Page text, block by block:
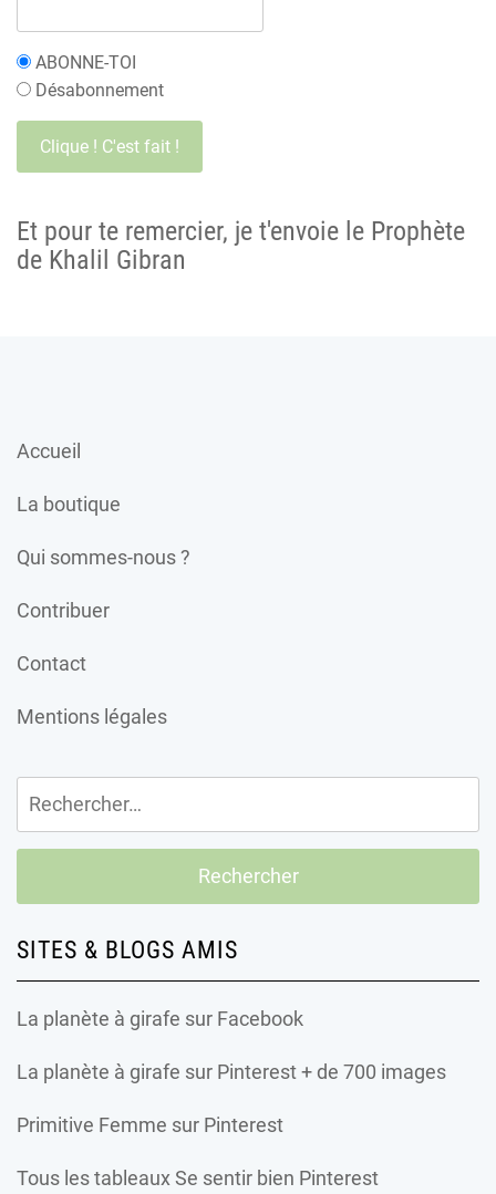
ABONNE-TOI
Désabonnement
Et pour te remercier, je t'envoie le Prophète
de Khalil Gibran
Accueil
La boutique
Qui sommes-nous ?
Contribuer
Contact
Mentions légales
Rechercher :
SITES & BLOGS AMIS
La planète à girafe sur Facebook
La planète à girafe sur Pinterest + de 700 images
Primitive Femme sur Pinterest
Tous les tableaux Se sentir bien Pinterest